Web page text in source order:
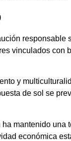
responsable
vinculados con
y
de sol se
mantenido una
económica